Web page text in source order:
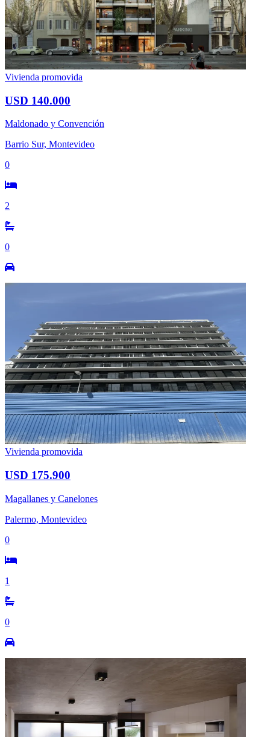
Vivienda promovida
USD 140.000
Maldonado y Convención
Barrio Sur, Montevideo
0
2
0
Vivienda promovida
USD 175.900
Magallanes y Canelones
Palermo, Montevideo
0
1
0